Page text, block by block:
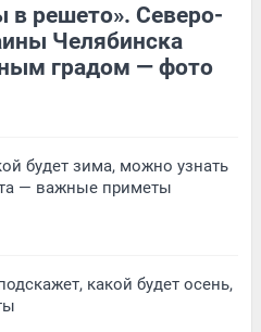
в решето». Северо-
Челябинска
градом — фото
будет зима, можно узнать
— важные приметы
какой будет осень,